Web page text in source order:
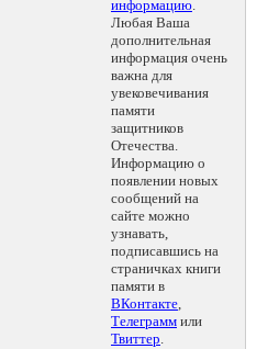
информацию.
Любая Ваша
дополнительная
информация очень
важна для
увековечивания
памяти
защитников
Отечества.
Информацию о
появлении новых
сообщений на
сайте можно
узнавать,
подписавшись на
страничках книги
памяти в
ВКонтакте,
Телеграмм или
Твиттер.